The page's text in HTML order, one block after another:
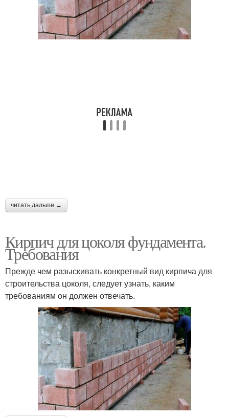
читать дальше →
Кирпич для цоколя фундамента.
Требования
Прежде чем разыскивать конкретный вид кирпича для
строительства цоколя, следует узнать, каким
требованиям он должен отвечать.